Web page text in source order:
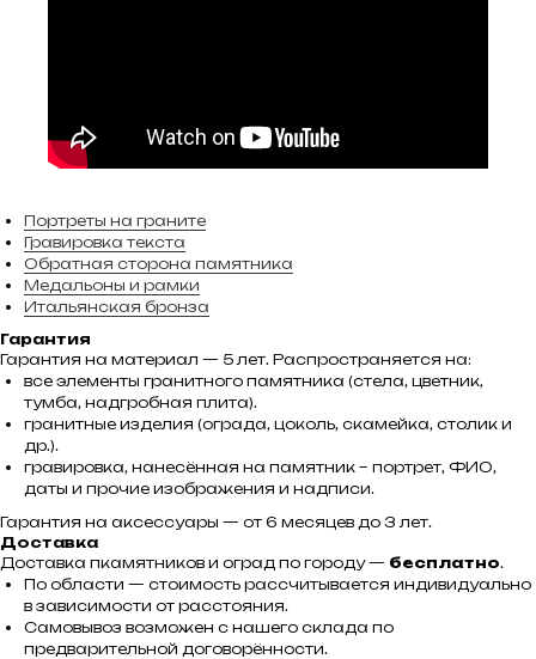
Портреты на граните
Гравировка текста
Обратная сторона памятника
Медальоны и рамки
Итальянская бронза
Гарантия
Гарантия на материал — 5 лет. Распространяется на:
все элементы гранитного памятника (стела, цветник,
тумба, надгробная плита).
гранитные изделия (ограда, цоколь, скамейка, столик и
др.).
гравировка, нанесённая на памятник – портрет, ФИО,
даты и прочие изображения и надписи.
Гарантия на аксессуары — от 6 месяцев до 3 лет.
Доставка
Доставка пкамятников и оград по городу — бесплатно.
По области — стоимость рассчитывается индивидуально
в зависимости от расстояния.
Самовывоз возможен с нашего склада по
предварительной договорённости.